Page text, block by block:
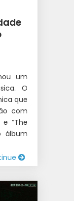
um
O
que
com
e “The
álbum